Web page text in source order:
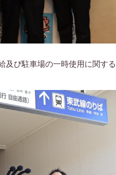
及び駐車場の一時使用に関する